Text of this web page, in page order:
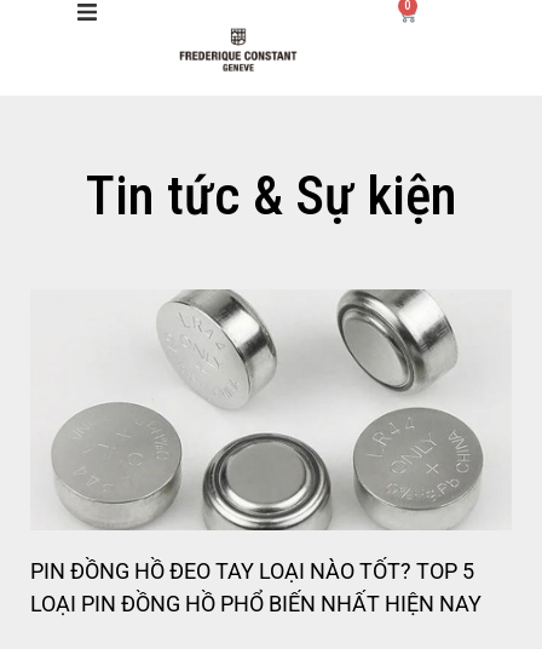
Manufacture
Store
0
Tin tức & Sự kiện
PIN ĐỒNG HỒ ĐEO TAY LOẠI NÀO TỐT? TOP 5
LOẠI PIN ĐỒNG HỒ PHỔ BIẾN NHẤT HIỆN NAY